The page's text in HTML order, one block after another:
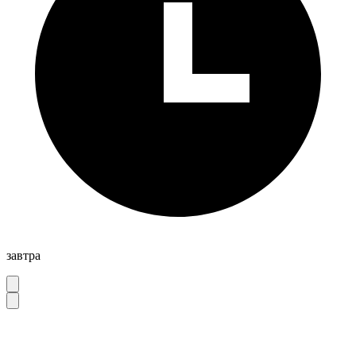
завтра